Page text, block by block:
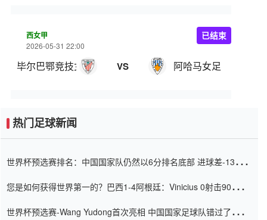
西女甲
2026-05-31 22:00
毕尔巴鄂竞技女足 VS 阿哈马女足
已结束
热门足球新闻
世界杯预选赛排名：中国国家队仍然以6分排名底部 进球差-13令人
您是如何获得世界第一的？巴西1-4阿根廷：Vinicius 0射击90分钟
世界杯预选赛-Wang Yudong首次亮相 中国国家足球队错过了世界